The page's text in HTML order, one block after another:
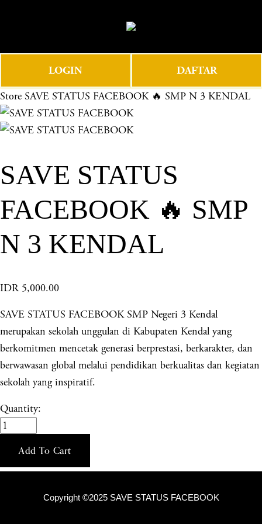
e
e
n
u
LOGIN DAFTAR
Store SAVE STATUS FACEBOOK 🔥 SMP N 3 KENDAL
SAVE STATUS
FACEBOOK 🔥 SMP
N 3 KENDAL
IDR 5,000.00
SAVE STATUS FACEBOOK SMP Negeri 3 Kendal
merupakan sekolah unggulan di Kabupaten Kendal yang
berkomitmen mencetak generasi berprestasi, berkarakter, dan
berwawasan global melalui pendidikan berkualitas dan kegiatan
sekolah yang inspiratif.
Quantity:
Add To Cart
Copyright ©2025 SAVE STATUS FACEBOOK